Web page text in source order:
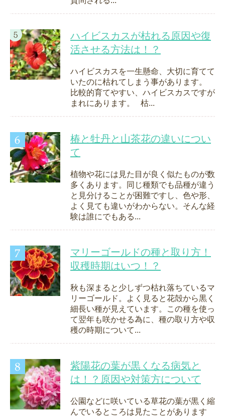
ハイビスカスが枯れる原因や復
活させる方法は！？
ハイビスカスを一生懸命、大切に育てて
いたのに枯れてしまう事があります。
比較的育てやすい、ハイビスカスですが
まれにあります。 枯...
椿と牡丹と山茶花の違いについ
て
植物や花には見た目が良く似たものが数
多くあります。同じ種類でも品種が違う
と見分けることが困難ですし、色や形、
よく見ても違いがわからない。そんな経
験は誰にでもある...
マリーゴールドの種と取り方！
収穫時期はいつ！？
秋も深まると少しずつ枯れ落ちているマ
リーゴールド。よく見ると花殻から黒く
細長い種が見えています。この種を使っ
て翌年も咲かせる為に、種の取り方や収
穫の時期について...
紫陽花の葉が黒くなる病気と
は！？原因や対策方について
公園などに咲いている草花の葉が黒く縮
んでいるところは見たことがあります